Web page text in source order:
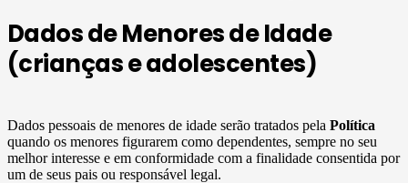
Dados de Menores de Idade
(crianças e adolescentes)
Dados pessoais de menores de idade serão tratados pela Política
quando os menores figurarem como dependentes, sempre no seu
melhor interesse e em conformidade com a finalidade consentida por
um de seus pais ou responsável legal.